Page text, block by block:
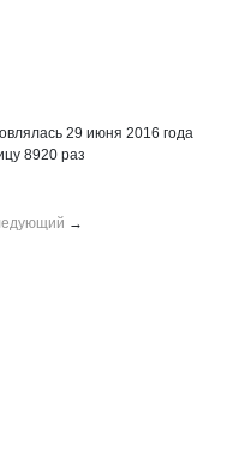
29 июня 2016 года
8920 раз
→